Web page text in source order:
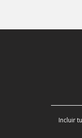
Incluir